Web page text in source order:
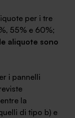
per i tre
55% e 60%;
aliquote sono
i pannelli
la
di tipo b) e